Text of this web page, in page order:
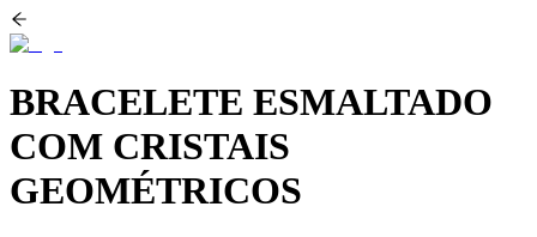
BRACELETE ESMALTADO
COM CRISTAIS
GEOMÉTRICOS